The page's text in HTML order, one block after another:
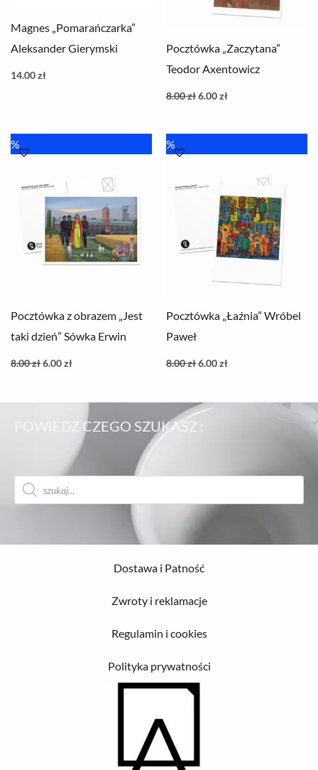
Magnes „Pomarańczarka”
Aleksander Gierymski
14.00zł
Pocztówka „Zaczytana”
Teodor Axentowicz
8.00zł6.00zł
%
Pocztówka z obrazem „Jest
taki dzień” Sówka Erwin
8.00zł
cena
6.00zł
cena
6.00 zł.
%
Pocztówka „Łaźnia” Wróbel
Paweł
8.00zł
cena
6.00zł
cena
6.00 zł.
POWIEDZ CZEGO SZUKASZ :
Wyszukiwarka
produktów
Dostawa i Patność
Zwroty i reklamacje
Regulamin i cookies
Polityka prywatności